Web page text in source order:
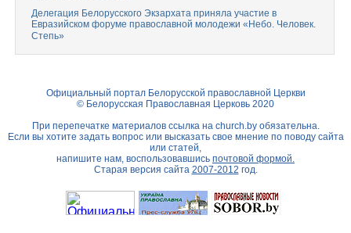
Делегация Белорусского Экзархата приняла участие в
Евразийском форуме православной молодежи «Небо. Человек.
Степь»
Официальный портал Белорусской православной Церкви
© Белорусская Православная Церковь 2020
При перепечатке материалов ссылка на church.byобязательна.
Если вы хотите задать вопрос или высказать свое мнение по поводу сайта
или статей,
напишите нам, воспользовавшись почтовой формой.
Старая версия сайта 2007-2012 год.